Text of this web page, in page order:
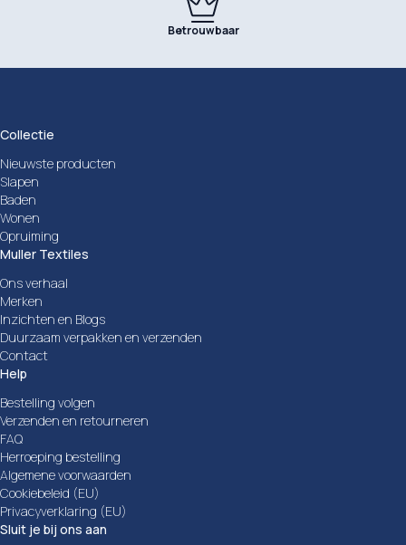
Betrouwbaar
Collectie
Nieuwste producten
Slapen
Baden
Wonen
Opruiming
Muller Textiles
Ons verhaal
Merken
Inzichten en Blogs
Duurzaam verpakken en verzenden
Contact
Help
Bestelling volgen
Verzenden en retourneren
FAQ
Herroeping bestelling
Algemene voorwaarden
Cookiebeleid (EU)
Privacyverklaring (EU)
Sluit je bij ons aan